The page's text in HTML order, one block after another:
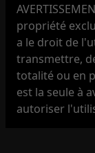
propriété
a le droit de
transmettre,
totalité ou en
est la seule à
autoriser